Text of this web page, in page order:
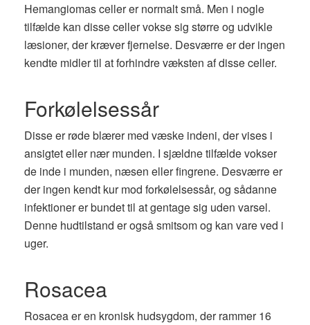
Hemangiomas celler er normalt små. Men i nogle
tilfælde kan disse celler vokse sig større og udvikle
læsioner, der kræver fjernelse. Desværre er der ingen
kendte midler til at forhindre væksten af ​​disse celler.
Forkølelsessår
Disse er røde blærer med væske indeni, der vises i
ansigtet eller nær munden. I sjældne tilfælde vokser
de inde i munden, næsen eller fingrene. Desværre er
der ingen kendt kur mod forkølelsessår, og sådanne
infektioner er bundet til at gentage sig uden varsel.
Denne hudtilstand er også smitsom og kan vare ved i
uger.
Rosacea
Rosacea er en kronisk hudsygdom, der rammer 16